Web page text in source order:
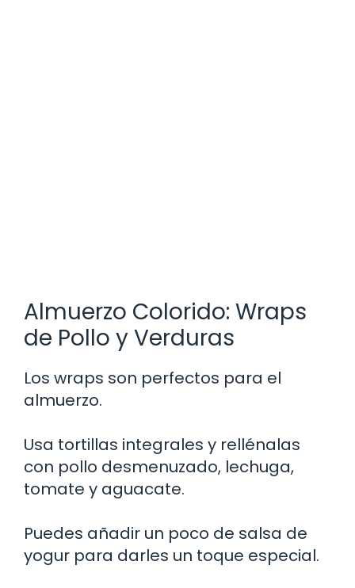
Almuerzo Colorido: Wraps
de Pollo y Verduras
Los wraps son perfectos para el
almuerzo.
Usa tortillas integrales y rellénalas
con pollo desmenuzado, lechuga,
tomate y aguacate.
Puedes añadir un poco de salsa de
yogur para darles un toque especial.